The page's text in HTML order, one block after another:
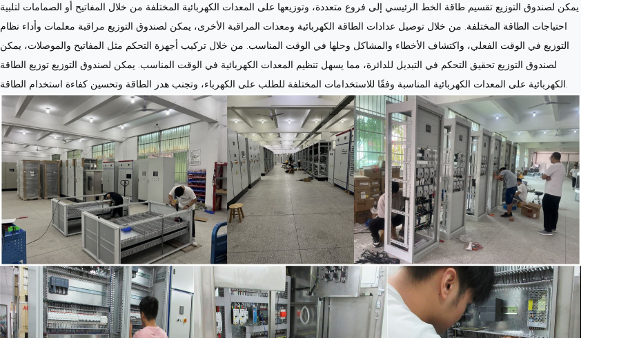
يمكن لصندوق التوزيع تقسيم طاقة الخط الرئيسي إلى فروع متعددة، وتوزيعها على المعدات الكهربائية المختلفة من خلال المفاتيح أو الصمامات لتلبية
احتياجات الطاقة المختلفة. من خلال توصيل عدادات الطاقة الكهربائية ومعدات المراقبة الأخرى، يمكن لصندوق التوزيع مراقبة معلمات وأداء نظام
التوزيع في الوقت الفعلي، واكتشاف الأخطاء والمشاكل وحلها في الوقت المناسب. من خلال تركيب أجهزة التحكم مثل المفاتيح والموصلات، يمكن
لصندوق التوزيع تحقيق التحكم في التبديل للدائرة، مما يسهل تنظيم المعدات الكهربائية في الوقت المناسب. يمكن لصندوق التوزيع توزيع الطاقة
الكهربائية على المعدات الكهربائية المناسبة وفقًا للاستخدامات المختلفة للطلب على الكهرباء، وتجنب هدر الطاقة وتحسين كفاءة استخدام الطاقة.